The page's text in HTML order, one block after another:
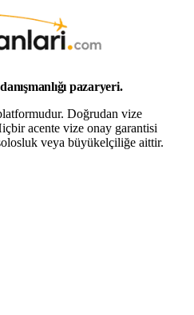
pazaryeri.
Doğrudan vize
acente vize onay garantisi
veya büyükelçiliğe aittir.